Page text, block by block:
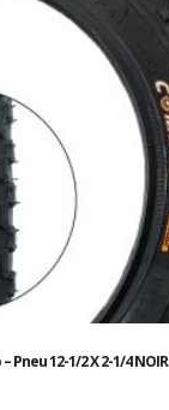
Pneu 12-1/2 X 2-1/4 NOIR